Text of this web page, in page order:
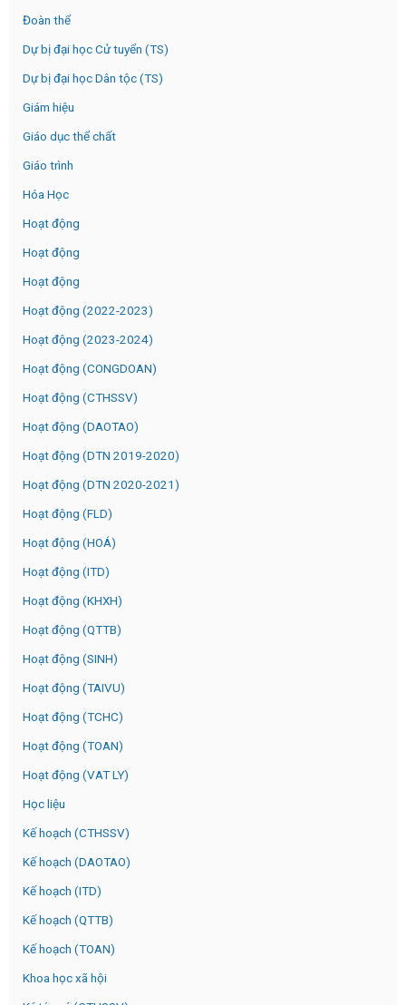
Đoàn thể
Dự bị đại học Cử tuyển (TS)
Dự bị đại học Dân tộc (TS)
Giám hiệu
Giáo dục thể chất
Giáo trình
Hóa Học
Hoạt động
Hoạt động
Hoạt động
Hoạt động (2022-2023)
Hoạt động (2023-2024)
Hoạt động (CONGDOAN)
Hoạt động (CTHSSV)
Hoạt động (DAOTAO)
Hoạt động (DTN 2019-2020)
Hoạt động (DTN 2020-2021)
Hoạt động (FLD)
Hoạt động (HOÁ)
Hoạt động (ITD)
Hoạt động (KHXH)
Hoạt động (QTTB)
Hoạt động (SINH)
Hoạt động (TAIVU)
Hoạt động (TCHC)
Hoạt động (TOAN)
Hoạt động (VAT LY)
Học liệu
Kế hoạch (CTHSSV)
Kế hoạch (DAOTAO)
Kế hoạch (ITD)
Kế hoạch (QTTB)
Kế hoạch (TOAN)
Khoa học xã hội